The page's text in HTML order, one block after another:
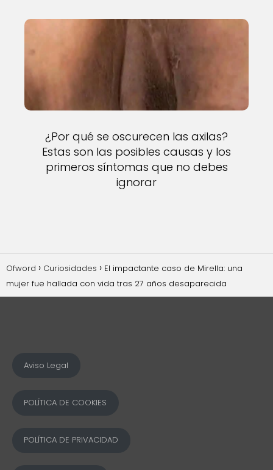
¿Por qué se oscurecen las axilas?
Estas son las posibles causas y los
primeros síntomas que no debes
ignorar
Ofword Curiosidades
El impactante caso de Mirella: una
mujer fue hallada con vida tras 27 años desaparecida
Aviso Legal
POLÍTICA DE COOKIES
POLÍTICA DE PRIVACIDAD